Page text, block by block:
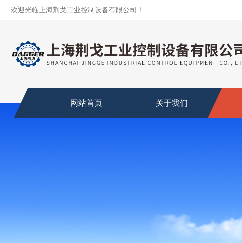
欢迎光临上海荆戈工业控制设备有限公司！
网站首页 关于我们